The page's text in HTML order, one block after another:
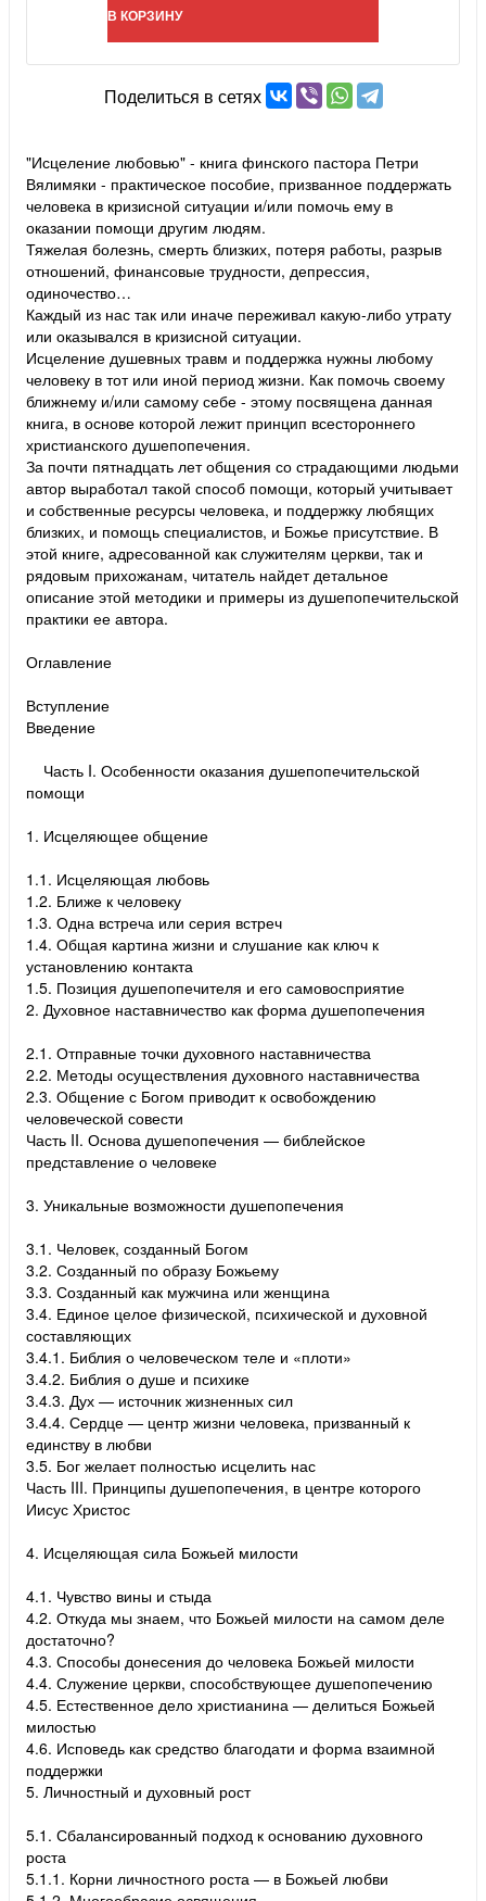
В КОРЗИНУ
Поделиться в сетях
"Исцеление любовью" - книга финского пастора Петри
Вялимяки - практическое пособие, призванное поддержать
человека в кризисной ситуации и/или помочь ему в
оказании помощи другим людям.
Тяжелая болезнь, смерть близких, потеря работы, разрыв
отношений, финансовые трудности, депрессия,
одиночество…
Каждый из нас так или иначе переживал какую-либо утрату
или оказывался в кризисной ситуации.
Исцеление душевных травм и поддержка нужны любому
человеку в тот или иной период жизни. Как помочь своему
ближнему и/или самому себе - этому посвящена данная
книга, в основе которой лежит принцип всестороннего
христианского душепопечения.
За почти пятнадцать лет общения со страдающими людьми
автор выработал такой способ помощи, который учитывает
и собственные ресурсы человека, и поддержку любящих
близких, и помощь специалистов, и Божье присутствие. В
этой книге, адресованной как служителям церкви, так и
рядовым прихожанам, читатель найдет детальное
описание этой методики и примеры из душепопечительской
практики ее автора.
Оглавление
Вступление
Введение
Часть I. Особенности оказания душепопечительской
помощи
1. Исцеляющее общение
1.1. Исцеляющая любовь
1.2. Ближе к человеку
1.3. Одна встреча или серия встреч
1.4. Общая картина жизни и слушание как ключ к
установлению контакта
1.5. Позиция душепопечителя и его самовосприятие
2. Духовное наставничество как форма душепопечения
2.1. Отправные точки духовного наставничества
2.2. Методы осуществления духовного наставничества
2.3. Общение с Богом приводит к освобождению
человеческой совести
Часть II. Основа душепопечения — библейское
представление о человеке
3. Уникальные возможности душепопечения
3.1. Человек, созданный Богом
3.2. Созданный по образу Божьему
3.3. Созданный как мужчина или женщина
3.4. Единое целое физической, психической и духовной
составляющих
3.4.1. Библия о человеческом теле и «плоти»
3.4.2. Библия о душе и психике
3.4.3. Дух — источник жизненных сил
3.4.4. Сердце — центр жизни человека, призванный к
единству в любви
3.5. Бог желает полностью исцелить нас
Часть III. Принципы душепопечения, в центре которого
Иисус Христос
4. Исцеляющая сила Божьей милости
4.1. Чувство вины и стыда
4.2. Откуда мы знаем, что Божьей милости на самом деле
достаточно?
4.3. Способы донесения до человека Божьей милости
4.4. Служение церкви, способствующее душепопечению
4.5. Естественное дело христианина — делиться Божьей
милостью
4.6. Исповедь как средство благодати и форма взаимной
поддержки
5. Личностный и духовный рост
5.1. Сбалансированный подход к основанию духовного
роста
5.1.1. Корни личностного роста — в Божьей любви